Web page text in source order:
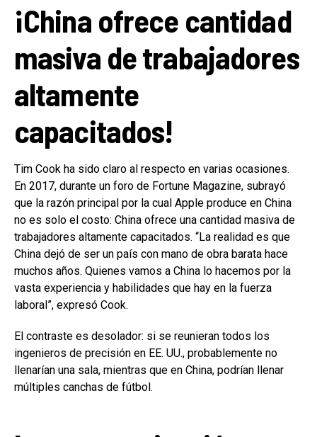
¡China ofrece cantidad
masiva de trabajadores
altamente
capacitados!
Tim Cook ha sido claro al respecto en varias ocasiones.
En 2017, durante un foro de Fortune Magazine, subrayó
que la razón principal por la cual Apple produce en China
no es solo el costo: China ofrece una cantidad masiva de
trabajadores altamente capacitados. “La realidad es que
China dejó de ser un país con mano de obra barata hace
muchos años. Quienes vamos a China lo hacemos por la
vasta experiencia y habilidades que hay en la fuerza
laboral”, expresó Cook.
El contraste es desolador: si se reunieran todos los
ingenieros de precisión en EE. UU., probablemente no
llenarían una sala, mientras que en China, podrían llenar
múltiples canchas de fútbol.